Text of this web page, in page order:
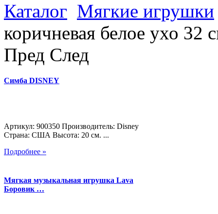
Каталог Мягкие игрушки
коричневая белое ухо 32
Пред След
Симба DISNEY
Артикул: 900350 Производитель: Disney
Страна: США Высота: 20 см. ...
Подробнее »
Мягкая музыкальная игрушка Lava
Боровик …